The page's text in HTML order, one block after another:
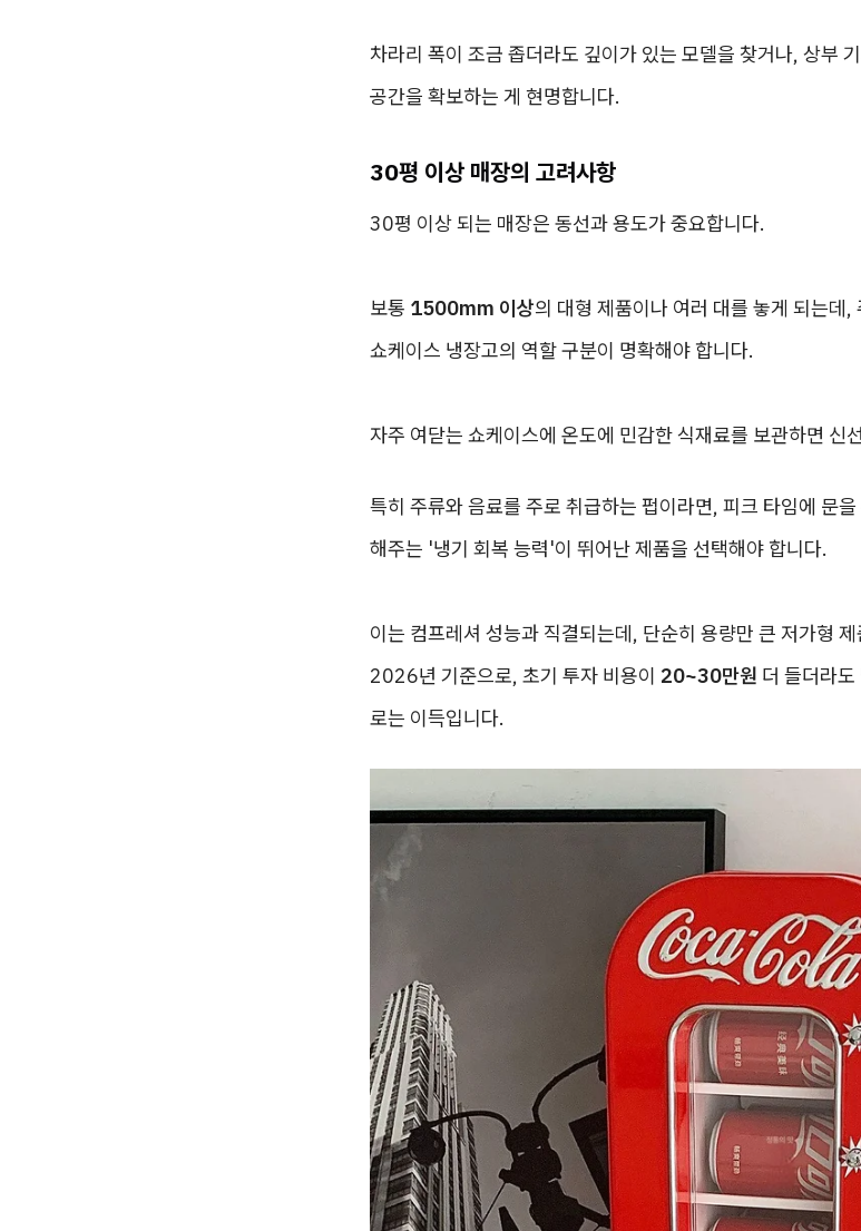
차라리 폭이 조금 좁더라도 깊이가 있는 모델을 찾거나, 상부
공간을 확보하는 게 현명합니다.
30평 이상 매장의 고려사항
30평 이상 되는 매장은 동선과 용도가 중요합니다.
보통 1500mm 이상의 대형 제품이나 여러 대를 놓게 되는데
쇼케이스 냉장고의 역할 구분이 명확해야 합니다.
자주 여닫는 쇼케이스에 온도에 민감한 식재료를 보관하면 신
특히 주류와 음료를 주로 취급하는 펍이라면, 피크 타임에 문
해주는 '냉기 회복 능력'이 뛰어난 제품을 선택해야 합니다.
이는 컴프레셔 성능과 직결되는데, 단순히 용량만 큰 저가형
2026년 기준으로, 초기 투자 비용이 20~30만원 더 들더라
로는 이득입니다.